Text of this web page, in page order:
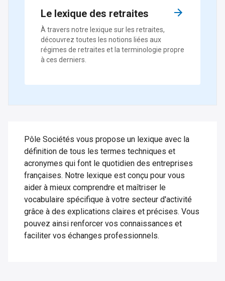
Le lexique des retraites
À travers notre lexique sur les retraites,
découvrez toutes les notions liées aux
régimes de retraites et la terminologie propre
à ces derniers.
Pôle Sociétés vous propose un lexique avec la
définition de tous les termes techniques et
acronymes qui font le quotidien des entreprises
françaises. Notre lexique est conçu pour vous
aider à mieux comprendre et maîtriser le
vocabulaire spécifique à votre secteur d'activité
grâce à des explications claires et précises. Vous
pouvez ainsi renforcer vos connaissances et
faciliter vos échanges professionnels.